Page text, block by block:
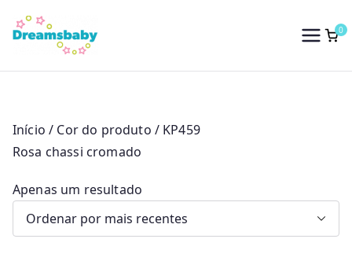
para
conteúdo
Dreams Baby
0
Início / Cor do produto / KP459
Rosa chassi cromado
Apenas um resultado